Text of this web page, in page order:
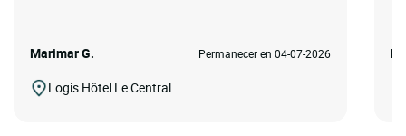
Marimar G. Permanecer en 04-07-2026
Logis Hôtel Le Central